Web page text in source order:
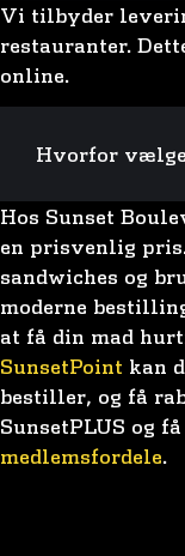
Vi tilbyder
restauranter.
online.
Hvorfor
Hos Sunset
en prisvenlig
sandwiches og
moderne
at få din mad
SunsetPoint kan
bestiller, og få
SunsetPLUS og
medlemsfordele.